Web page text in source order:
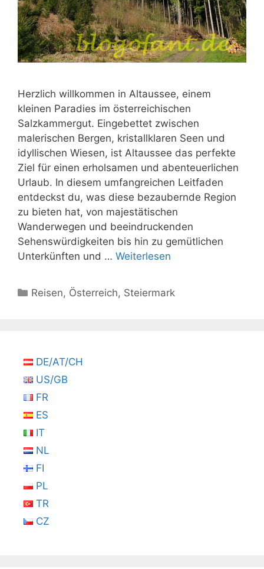
Herzlich willkommen in Altaussee, einem
kleinen Paradies im österreichischen
Salzkammergut. Eingebettet zwischen
malerischen Bergen, kristallklaren Seen und
idyllischen Wiesen, ist Altaussee das perfekte
Ziel für einen erholsamen und abenteuerlichen
Urlaub. In diesem umfangreichen Leitfaden
entdeckst du, was diese bezaubernde Region
zu bieten hat, von majestätischen
Wanderwegen und beeindruckenden
Sehenswürdigkeiten bis hin zu gemütlichen
Unterkünften und … Weiterlesen
Kategorien
Reisen, Österreich, Steiermark
DE/AT/CH
US/GB
FR
ES
IT
NL
FI
PL
TR
CZ